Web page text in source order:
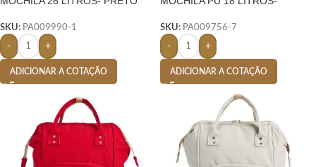
SKU: PA009990-1
- +
ADICIONAR A COTAÇÃO
SKU: PA009756-7
- +
ADICIONAR A COTAÇÃO